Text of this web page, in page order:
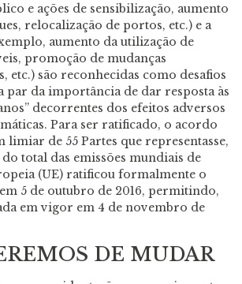
e ações de sensibilização, aumento
relocalização de portos, etc.) e a
aumento da utilização de
promoção de mudanças
etc.) são reconhecidas como desafios
par da importância de dar resposta às
decorrentes dos efeitos adversos
Para ser ratificado, o acordo
limiar de 55 Partes que representasse,
do total das emissões mundiais de
(UE) ratificou formalmente o
5 de outubro de 2016, permitindo,
em vigor em 4 de novembro de
DE MUDAR